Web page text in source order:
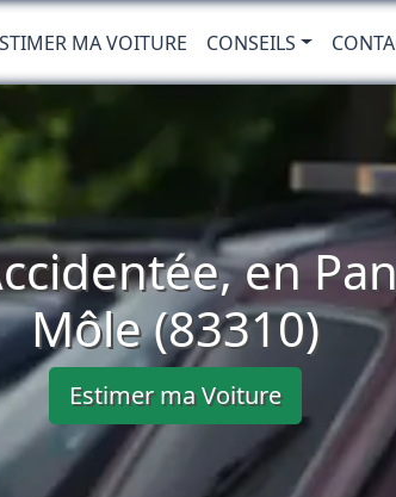
MA VOITURE CONSEILS
en
Môle (83310)
Estimer ma Voiture